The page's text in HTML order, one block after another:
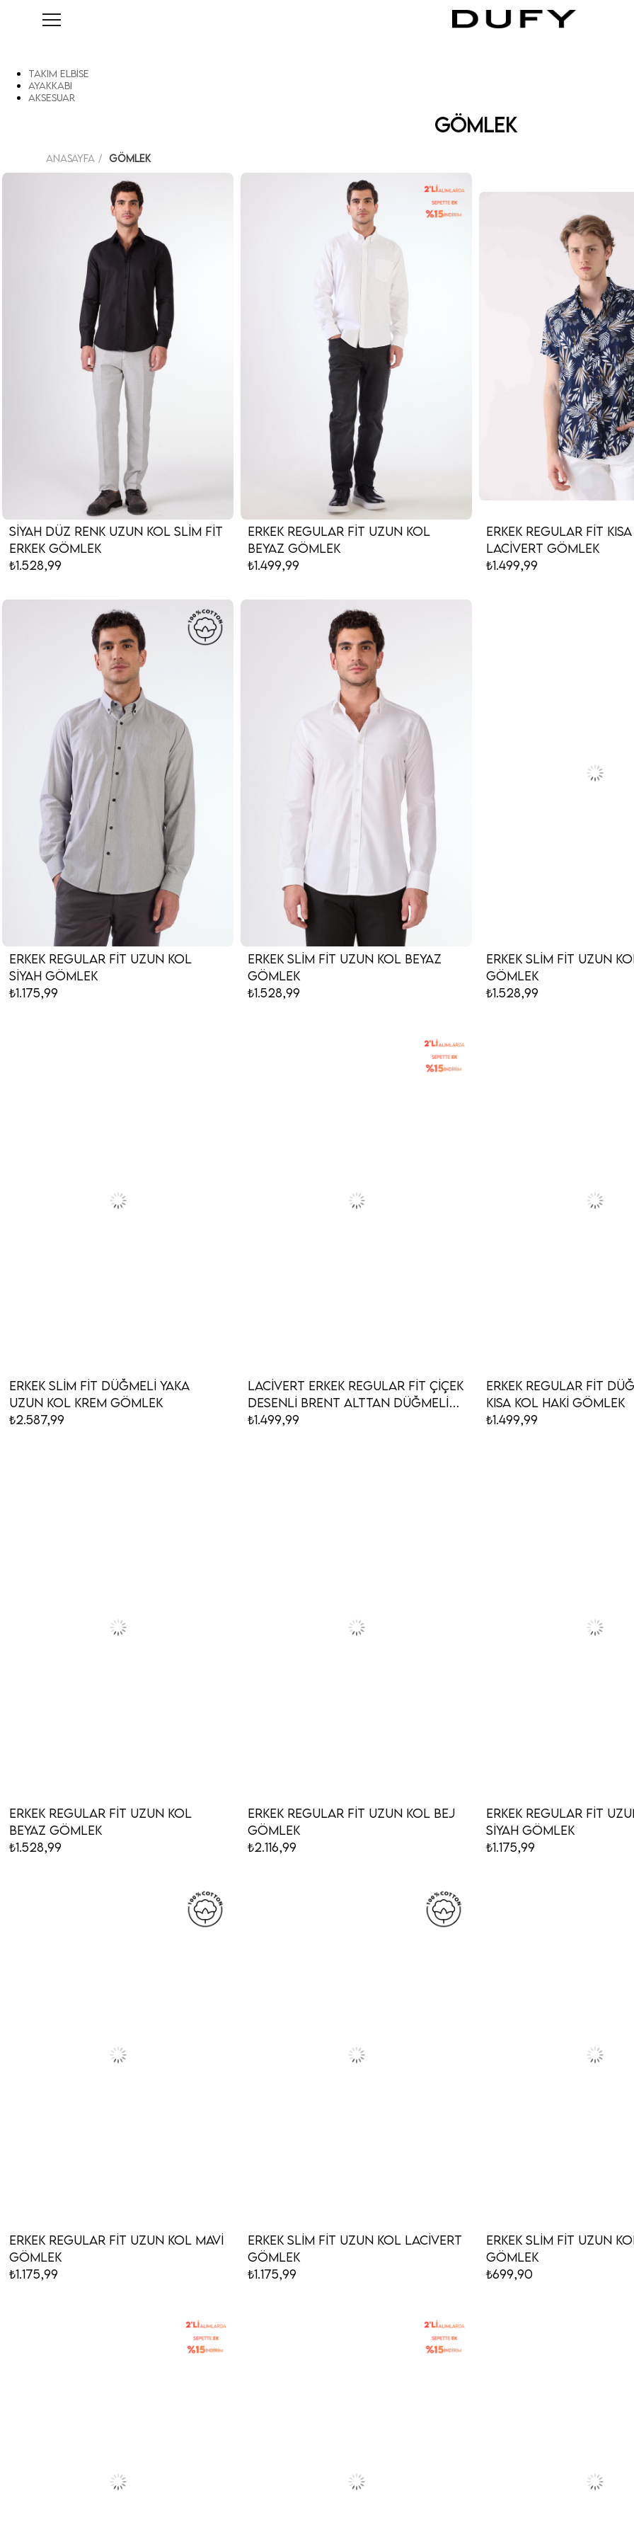
Takım Elbise
Ayakkabı
Aksesuar
GÖMLEK
Anasayfa GÖMLEK
Siyah Düz Renk Uzun Kol Slim Fit
Erkek Gömlek
₺1.528,99
Erkek Regular Fit Uzun Kol
Beyaz Gömlek
₺1.499,99
Erkek Regular Fit
Lacivert Gömlek
₺1.499,99
Erkek Regular Fit Uzun Kol
Siyah Gömlek
₺1.175,99
Erkek Slim Fit Uzun Kol Beyaz
Gömlek
₺1.528,99
Erkek Slim Fit Uzun
Gömlek
₺1.528,99
Erkek Slim Fit Düğmeli Yaka
Uzun Kol Krem Gömlek
₺2.587,99
Lacivert Erkek Regular Fit Çiçek
Desenli Brent Alttan Düğmeli
Yaka Kısa Kol Gömlek
₺1.499,99
Erkek Regular Fit
Kısa Kol Haki Gömlek
₺1.499,99
Erkek Regular Fit Uzun Kol
Beyaz Gömlek
₺1.528,99
Erkek Regular Fit Uzun Kol Bej
Gömlek
₺2.116,99
Erkek Regular Fit
Siyah Gömlek
₺1.175,99
Erkek Regular Fit Uzun Kol Mavi
Gömlek
₺1.175,99
Erkek Slim Fit Uzun Kol Lacivert
Gömlek
₺1.175,99
Erkek Slim Fit Uzun
Gömlek
₺699,90